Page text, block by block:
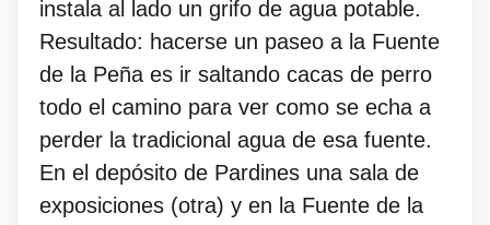
instala al lado un grifo de agua potable.
Resultado: hacerse un paseo a la Fuente
de la Peña es ir saltando cacas de perro
todo el camino para ver como se echa a
perder la tradicional agua de esa fuente.
En el depósito de Pardines una sala de
exposiciones (otra) y en la Fuente de la